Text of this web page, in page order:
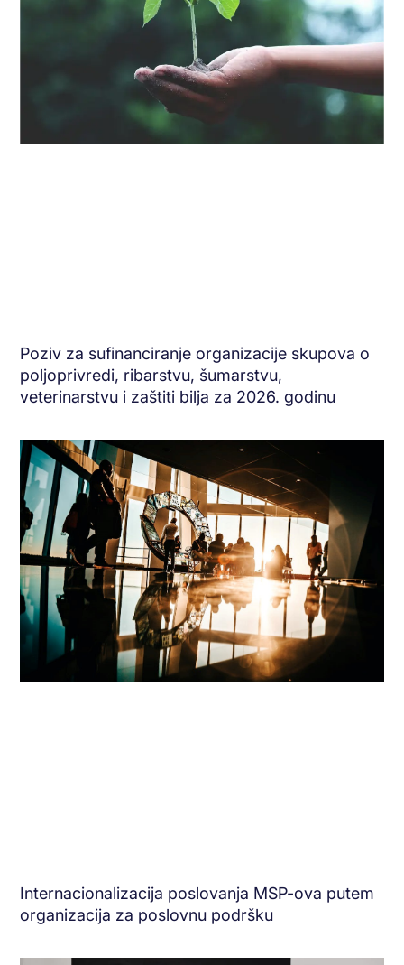
Poziv za sufinanciranje organizacije skupova o
poljoprivredi, ribarstvu, šumarstvu,
veterinarstvu i zaštiti bilja za 2026. godinu
Internacionalizacija poslovanja MSP-ova putem
organizacija za poslovnu podršku